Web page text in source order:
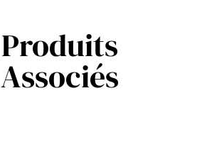
Produits
Associés